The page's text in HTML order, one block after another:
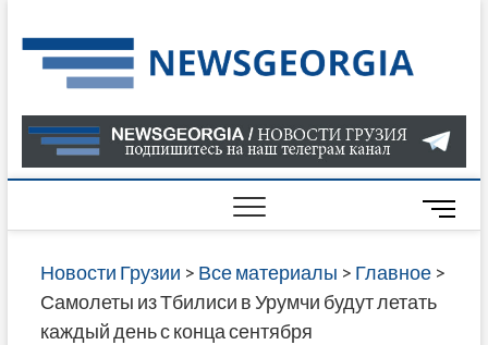
to
content
О
В
ГРУЗИИ
САЙТЕ
M
e
n
Новости Грузии > Все материалы > Главное>
Самолеты из Тбилиси в Урумчи будут летать
каждый день с конца сентября